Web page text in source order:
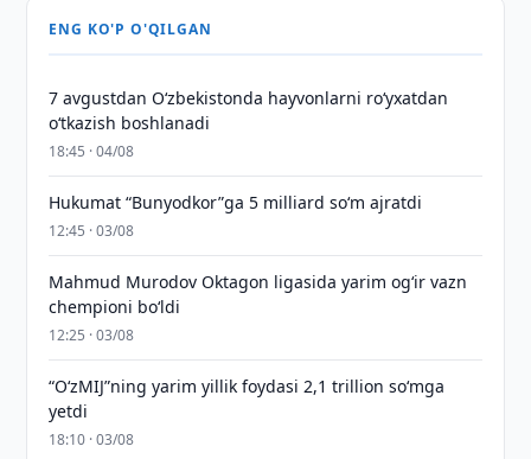
ENG KO'P O'QILGAN
7 avgustdan O‘zbekistonda hayvonlarni ro‘yxatdan
o‘tkazish boshlanadi
18:45 · 04/08
Hukumat “Bunyodkor”ga 5 milliard so‘m ajratdi
12:45 · 03/08
Mahmud Murodov Oktagon ligasida yarim og‘ir vazn
chempioni bo‘ldi
12:25 · 03/08
“O‘zMIJ”ning yarim yillik foydasi 2,1 trillion so‘mga
yetdi
18:10 · 03/08